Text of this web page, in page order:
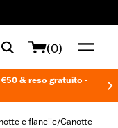
(0)
& reso gratuito -
e flanelle/Canotte